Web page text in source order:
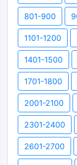
801-900
1101-1200
1401-1500
1701-1800
2001-2100
2301-2400
2601-2700